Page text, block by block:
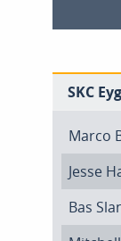
SKC
Marco
Jesse
Bas